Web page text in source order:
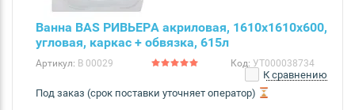
Ванна BAS РИВЬЕРА акриловая, 1610х1610х600,
угловая, каркас + обвязка, 615л
Артикул: В 00029 Код: УТ000038734
К сравнению
Под заказ (срок поставки уточняет оператор)